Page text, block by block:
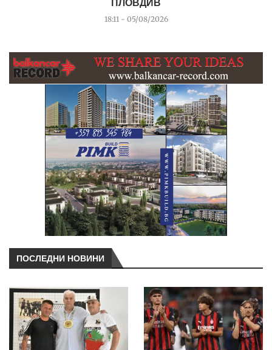
ПЛОВДИВ
18:11 - 05/08/2026
ПОСЛЕДНИ НОВИНИ